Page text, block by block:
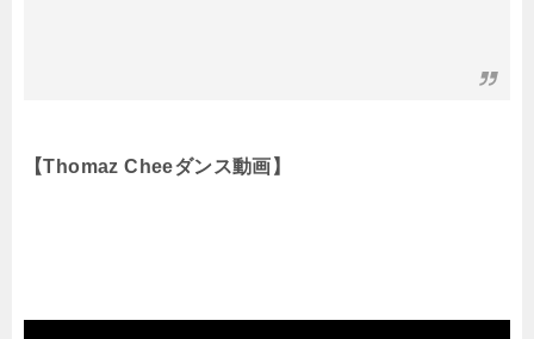
【Thomaz Cheeダンス動画】